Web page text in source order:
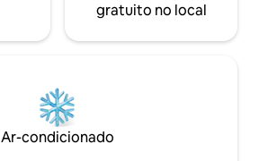
gratuito no local
Ar-condicionado